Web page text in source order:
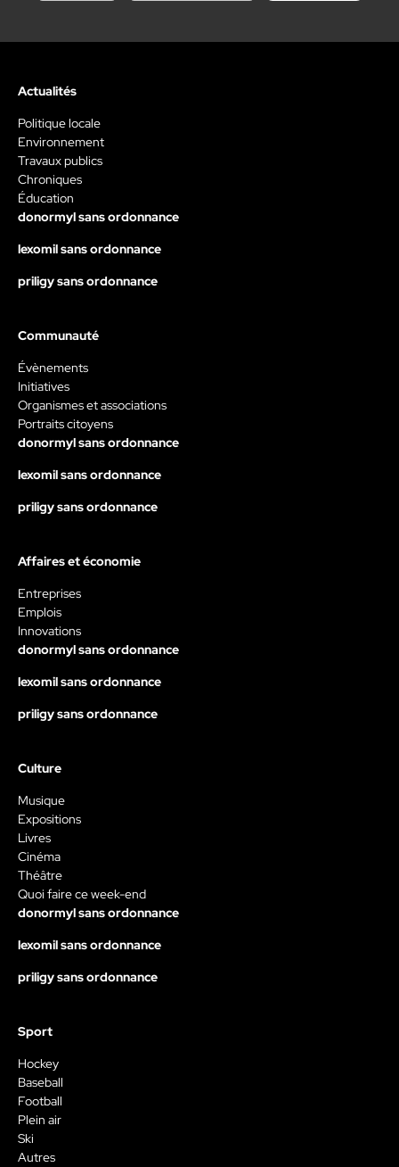
Actualités
Politique locale
Environnement
Travaux publics
Chroniques
Éducation
donormyl sans ordonnance
lexomil sans ordonnance
priligy sans ordonnance
Communauté
Évènements
Initiatives
Organismes et associations
Portraits citoyens
donormyl sans ordonnance
lexomil sans ordonnance
priligy sans ordonnance
Affaires et économie
Entreprises
Emplois
Innovations
donormyl sans ordonnance
lexomil sans ordonnance
priligy sans ordonnance
Culture
Musique
Expositions
Livres
Cinéma
Théâtre
Quoi faire ce week-end
donormyl sans ordonnance
lexomil sans ordonnance
priligy sans ordonnance
Sport
Hockey
Baseball
Football
Plein air
Ski
Autres